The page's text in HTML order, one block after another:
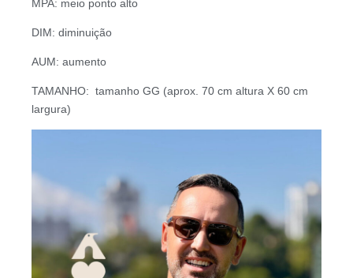
MPA: meio ponto alto
DIM: diminuição
AUM: aumento
TAMANHO: tamanho GG (aprox. 70 cm altura X 60 cm
largura)